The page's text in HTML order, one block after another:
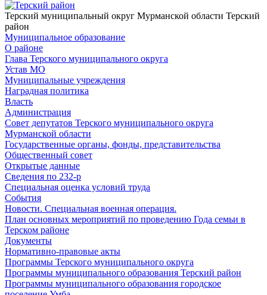
Терский муниципальный округ Мурманской области Терский
район
Муниципальное образование
О районе
Глава Терского муниципального округа
Устав МО
Муниципальные учреждения
Наградная политика
Власть
Администрация
Совет депутатов Терского муниципального округа
Мурманской области
Государственные органы, фонды, представительства
Общественный совет
Открытые данные
Сведения по 232-р
Специальная оценка условий труда
События
Новости. Специальная военная операция.
План основных мероприятий по проведению Года семьи в
Терском районе
Документы
Нормативно-правовые акты
Программы Терского муниципального округа
Программы муниципального образования Терский район
Программы муниципального образования городское